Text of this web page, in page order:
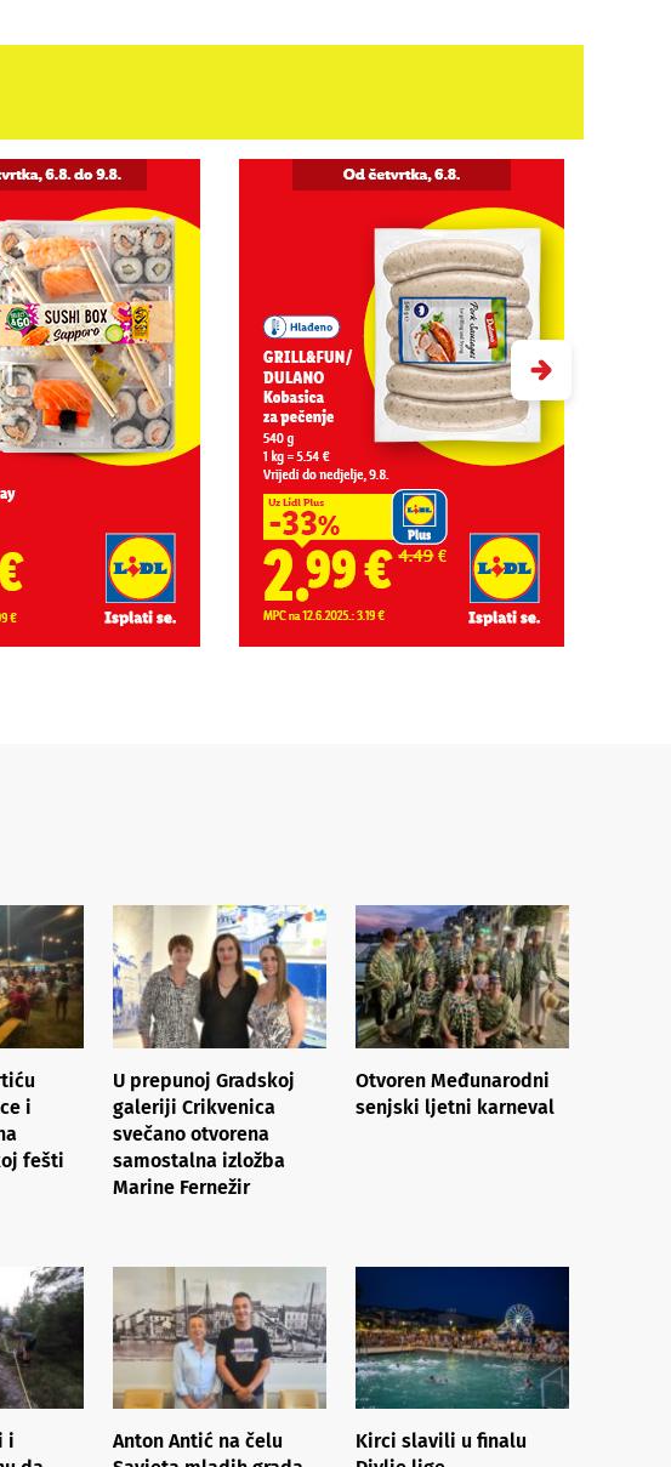
i
fešti
U prepunoj Gradskoj
galeriji Crikvenica
svečano otvorena
samostalna izložba
Marine Fernežir
Otvoren Međunarodni
senjski ljetni karneval
i
Anton Antić na čelu
Kirci slavili u finalu